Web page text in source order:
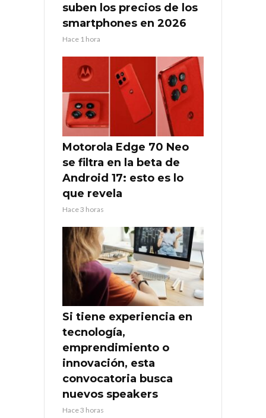
suben los precios de los
smartphones en 2026
Hace 1 hora
Motorola Edge 70 Neo
se filtra en la beta de
Android 17: esto es lo
que revela
Hace 3 horas
Si tiene experiencia en
tecnología,
emprendimiento o
innovación, esta
convocatoria busca
nuevos speakers
Hace 3 horas